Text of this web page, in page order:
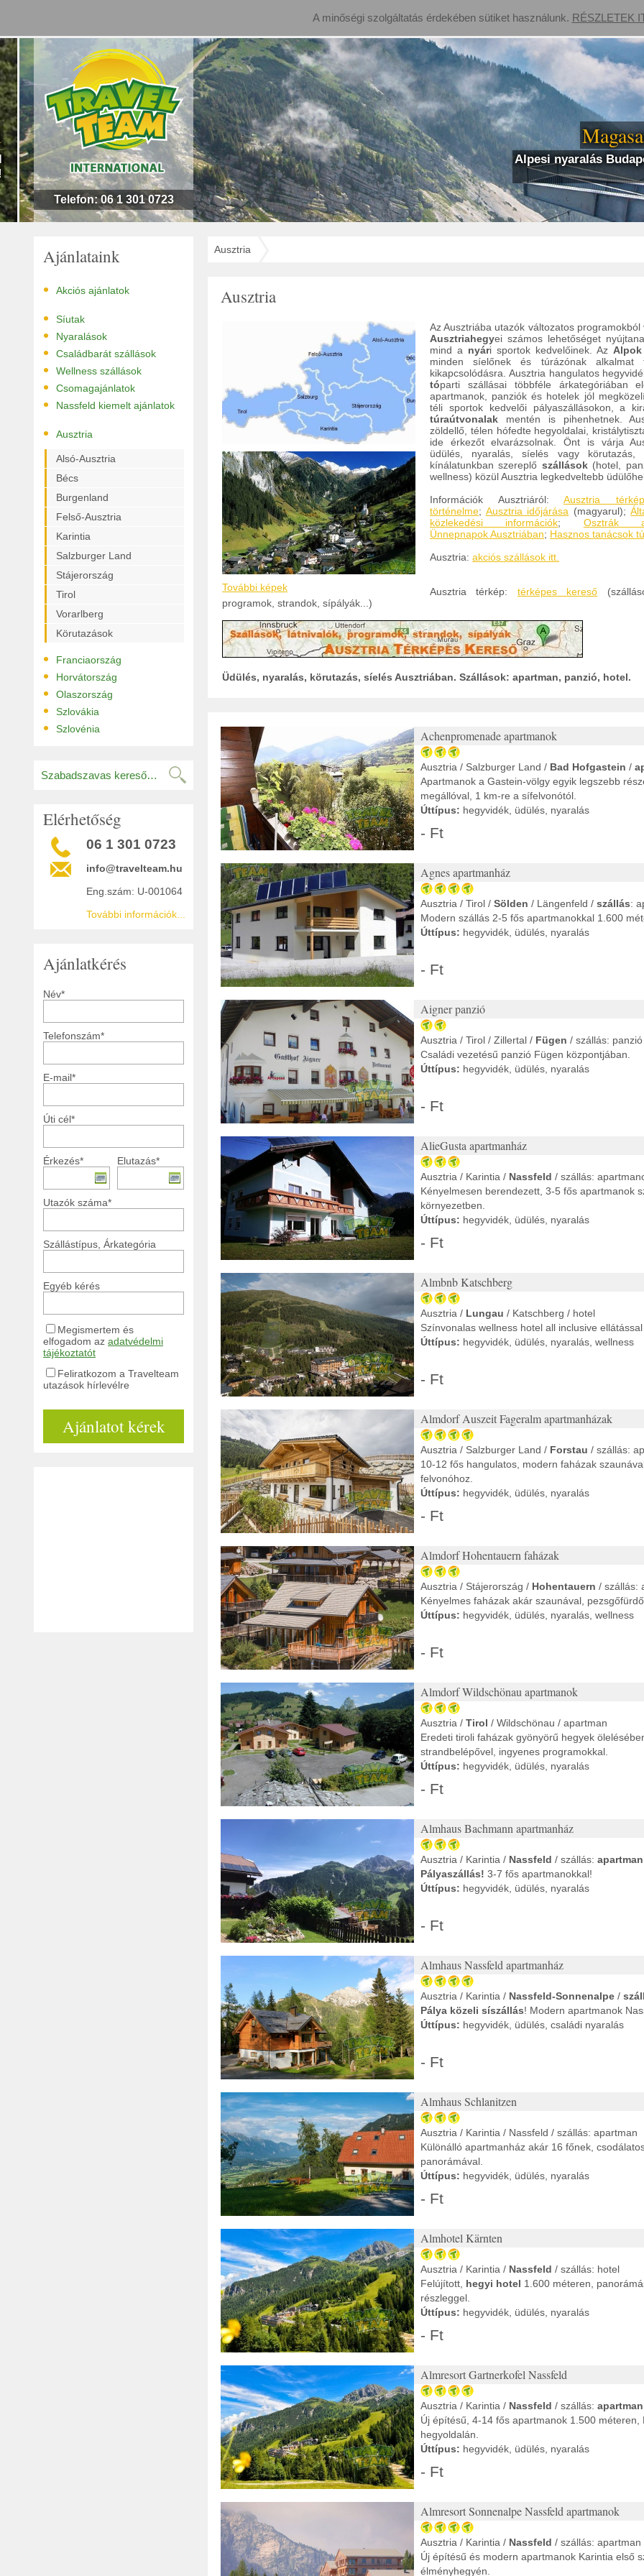
A minőségi szolgáltatás érdekében sütiket használunk. RÉSZLETEK
Alpesi nyaralás
Telefon: 06 1 301 0723
Ajánlataink
• Akciós ajánlatok
• Síutak
• Nyaralások
• Családbarát szállások
• Wellness szállások
• Csomagajánlatok
• Nassfeld kiemelt ajánlatok
• Ausztria
Alsó-Ausztria
Bécs
Burgenland
Felső-Ausztria
Karintia
Salzburger Land
Stájerország
Tirol
Vorarlberg
Körutazások
• Franciaország
• Horvátország
• Olaszország
• Szlovákia
• Szlovénia
Elérhetőség
06 1 301 0723
info@travelteam.hu
Eng.szám: U-001064
További információk...
Ajánlatkérés
Név*
Telefonszám*
E-mail*
Úti cél*
Érkezés* Elutazás*
Utazók száma*
Szállástípus, Árkategória
Egyéb kérés
Megismertem és
elfogadom az adatvédelmi
tájékoztatót
Feliratkozom a Travelteam
utazások hírlevélre
Ajánlatot kérek
Ausztria
Ausztria
További képek
Az Ausztriába utazók változatos programokból
Ausztriahegyei számos lehetőséget
mind a nyári sportok kedvelőinek. Az Alpok
minden síelőnek és túrázónak alkalmat
kikapcsolódásra. Ausztria hangulatos
tóparti szállásai többféle árkategóriában
apartmanok, panziók és hotelek jól
téli sportok kedvelői pályaszállásokon, a
túraútvonalak mentén is pihenhetnek.
zöldellő, télen hófedte hegyoldalai,
ide érkezőt elvarázsolnak. Önt is várja
üdülés, nyaralás, síelés vagy körutazás,
kínálatunkban szereplő szállások(hotel,
wellness) közül Ausztria legkedveltebb
Információk Ausztriáról: Ausztria
történelme; Ausztria időjárása (magyarul);
közlekedési információk; Osztrák
Ünnepnapok Ausztriában; Hasznos tanácsok
Ausztria: akciós szállások itt.
Ausztria térkép: térképes kereső
programok, strandok, sípályák...)
Üdülés, nyaralás, körutazás, síelés Ausztriában. Szállások: apartman, panzió, hotel.
Achenpromenade apartmanok
Ausztria / Salzburger Land / Bad Hofgastein /
Apartmanok a Gastein-völgy egyik legszebb
megállóval, 1 km-re a sífelvonótól.
Úttípus: hegyvidék, üdülés, nyaralás
- Ft
Agnes apartmanház
Ausztria / Tirol / Sölden / Längenfeld / szállás:
Modern szállás 2-5 fős apartmanokkal 1.600
Úttípus: hegyvidék, üdülés, nyaralás
- Ft
Aigner panzió
Ausztria / Tirol / Zillertal / Fügen / szállás: panzió
Családi vezetésű panzió Fügen központjában.
Úttípus: hegyvidék, üdülés, nyaralás
- Ft
AlieGusta apartmanház
Ausztria / Karintia / Nassfeld / szállás:
Kényelmesen berendezett, 3-5 fős apartmanok
környezetben.
Úttípus: hegyvidék, üdülés, nyaralás
- Ft
Almbnb Katschberg
Ausztria / Lungau / Katschberg / hotel
Színvonalas wellness hotel all inclusive
Úttípus: hegyvidék, üdülés, nyaralás, wellness
- Ft
Almdorf Auszeit Fageralm apartmanházak
Ausztria / Salzburger Land / Forstau / szállás:
10-12 fős hangulatos, modern faházak
felvonóhoz.
Úttípus: hegyvidék, üdülés, nyaralás
- Ft
Almdorf Hohentauern faházak
Ausztria / Stájerország / Hohentauern / szállás:
Kényelmes faházak akár szaunával,
Úttípus: hegyvidék, üdülés, nyaralás, wellness
- Ft
Almdorf Wildschönau apartmanok
Ausztria / Tirol / Wildschönau / apartman
Eredeti tiroli faházak gyönyörű hegyek
strandbelépővel, ingyenes programokkal.
Úttípus: hegyvidék, üdülés, nyaralás
- Ft
Almhaus Bachmann apartmanház
Ausztria / Karintia / Nassfeld / szállás: apartman
Pályaszállás! 3-7 fős apartmanokkal!
Úttípus: hegyvidék, üdülés, nyaralás
- Ft
Almhaus Nassfeld apartmanház
Ausztria / Karintia / Nassfeld-Sonnenalpe /
Pálya közeli síszállás! Modern apartmanok
Úttípus: hegyvidék, üdülés, családi nyaralás
- Ft
Almhaus Schlanitzen
Ausztria / Karintia / Nassfeld / szállás: apartman
Különálló apartmanház akár 16 főnek,
panorámával.
Úttípus: hegyvidék, üdülés, nyaralás
- Ft
Almhotel Kärnten
Ausztria / Karintia / Nassfeld / szállás: hotel
Felújított, hegyi hotel 1.600 méteren,
részleggel.
Úttípus: hegyvidék, üdülés, nyaralás
- Ft
Almresort Gartnerkofel Nassfeld
Ausztria / Karintia / Nassfeld / szállás: apartman
Új építésű, 4-14 fős apartmanok 1.500 méteren,
hegyoldalán.
Úttípus: hegyvidék, üdülés, nyaralás
- Ft
Almresort Sonnenalpe Nassfeld apartmanok
Ausztria / Karintia / Nassfeld / szállás: apartman
Új építésű és modern apartmanok Karintia első
élményhegyén.